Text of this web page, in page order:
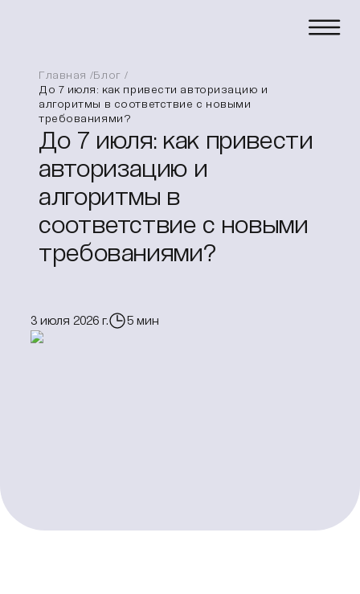
Главная
Блог
До 7 июля: как привести авторизацию и
алгоритмы в соответствие с новыми
требованиями?
До 7 июля: как привести
авторизацию и
алгоритмы в
соответствие с новыми
требованиями?
3 июля 2026 г. 5 мин